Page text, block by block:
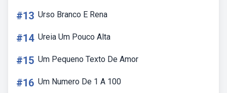
#13 Urso Branco E Rena
#14 Ureia Um Pouco Alta
#15 Um Pequeno Texto De Amor
#16 Um Numero De 1 A 100